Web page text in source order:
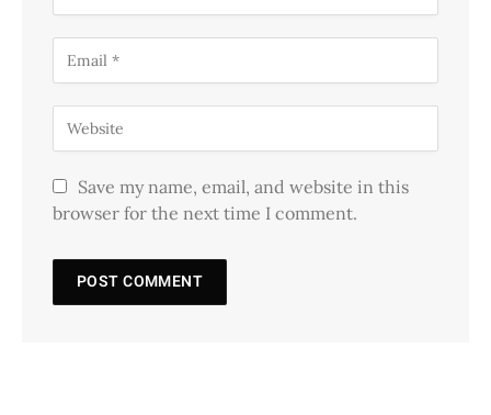
Save my name, email, and website in this
browser for the next time I comment.